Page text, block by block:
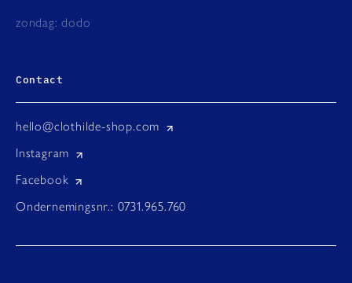
zondag: dodo
Contact
hello@clothilde-shop.com
Instagram
Facebook
Ondernemingsnr.: 0731.965.760